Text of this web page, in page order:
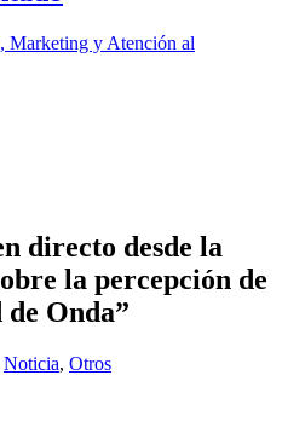
Marketing y Atención al
directo desde la
la percepción de
Onda”
Noticia, Otros